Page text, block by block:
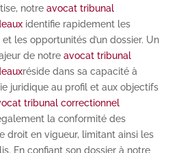
notre avocat tribunal
identifie rapidement les
les opportunités d’un dossier. Un
de notre avocat tribunal
réside dans sa capacité à
juridique au profil et aux objectifs
tribunal correctionnel
la conformité des
droit en vigueur, limitant ainsi les
En confiant son dossier à notre